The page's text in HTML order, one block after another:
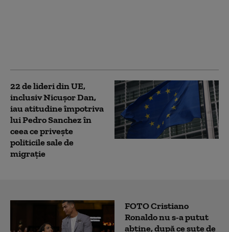
22 de lideri din UE,
inclusiv Nicuşor Dan,
iau atitudine împotriva
lui Pedro Sanchez în
ceea ce priveşte
politicile sale de
migraţie
FOTO Cristiano
Ronaldo nu s-a putut
abține, după ce sute de